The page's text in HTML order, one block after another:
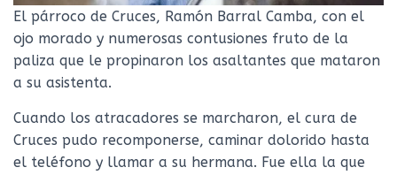
El párroco de Cruces, Ramón Barral Camba, con el
ojo morado y numerosas contusiones fruto de la
paliza que le propinaron los asaltantes que mataron
a su asistenta.
Cuando los atracadores se marcharon, el cura de
Cruces pudo recomponerse, caminar dolorido hasta
el teléfono y llamar a su hermana. Fue ella la que